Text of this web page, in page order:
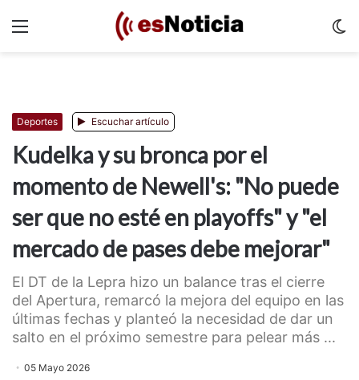
Deportes Escuchar artículo
Kudelka y su bronca por el
momento de Newell's: "No puede
ser que no esté en playoffs" y "el
mercado de pases debe mejorar"
El DT de la Lepra hizo un balance tras el cierre
del Apertura, remarcó la mejora del equipo en las
últimas fechas y planteó la necesidad de dar un
salto en el próximo semestre para pelear más ...
05 Mayo 2026